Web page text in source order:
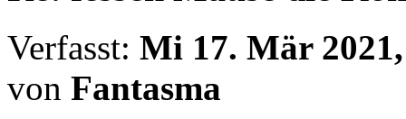
Verfasst: Mi 17. Mär
von Fantasma